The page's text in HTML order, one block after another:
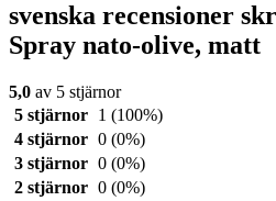
svenska recensioner
Spray nato-olive, matt
5,0 av 5 stjärnor
5 stjärnor
1 (100%)
4 stjärnor 0 (0%)
3 stjärnor 0 (0%)
2 stjärnor 0 (0%)